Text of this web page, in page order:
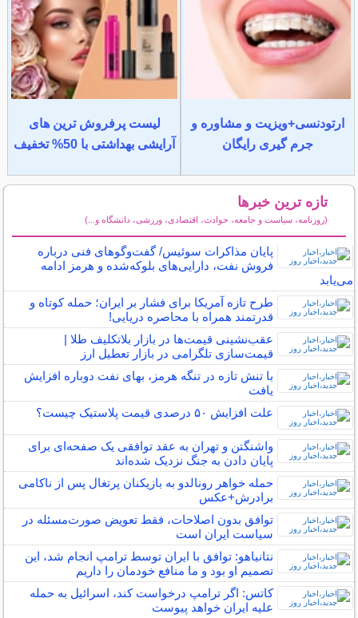
ارتودنسی+ویزیت و مشاوره و
جرم گیری رایگان
لیست پرفروش ترین های
آرایشی بهداشتی با 50% تخفیف
تازه ترین خبرها
(روزنامه، سیاست و جامعه، حوادث، اقتصادی، ورزشی، دانشگاه و...)
پایان مذاکرات سوئیس/ گفت‌وگوهای فنی درباره
فروش نفت، دارایی‌های بلوکه‌شده و هرمز ادامه
می‌یابد
طرح تازه آمریکا برای فشار بر ایران؛ حمله کوتاه و
قدرتمند همراه با محاصره دریایی!
عقب‌نشینی قیمت‌ها در بازار بلاتکلیف طلا |
قیمت‌سازی تلگرامی در بازار تعطیل ارز
با تنش تازه در تنگه هرمز، بهای نفت دوباره افزایش
یافت
علت افزایش ۵۰ درصدی قیمت پلاستیک چیست؟
واشنگتن و تهران به عقد توافقی یک‌ صفحه‌ای برای
پایان دادن به جنگ نزدیک شده‌اند
حمله خواهر رونالدو به بازیکنان پرتغال پس از ناکامی
برادرش+عکس
توافق بدون اصلاحات، فقط تعویض صورت‌مسئله در
سیاست ایران است
نتانیاهو: توافق با ایران توسط ترامپ انجام شد، این
تصمیم او بود و ما منافع خودمان را داریم
کاتس: اگر ترامپ درخواست کند، اسرائیل به حمله
علیه ایران خواهد پیوست